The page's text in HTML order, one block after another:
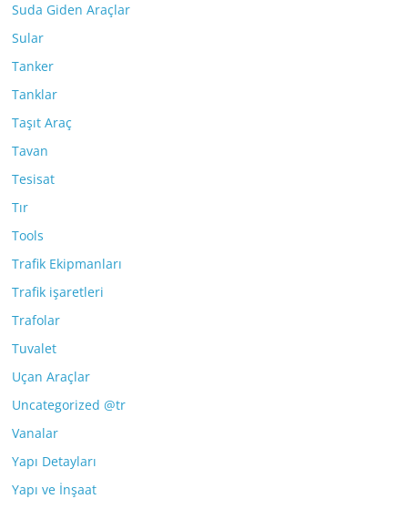
Suda Giden Araçlar
Sular
Tanker
Tanklar
Taşıt Araç
Tavan
Tesisat
Tır
Tools
Trafik Ekipmanları
Trafik işaretleri
Trafolar
Tuvalet
Uçan Araçlar
Uncategorized @tr
Vanalar
Yapı Detayları
Yapı ve İnşaat